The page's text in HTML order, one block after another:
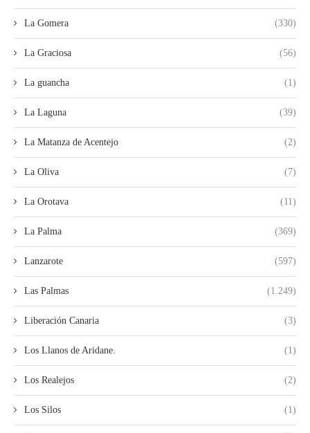
La Gomera (330)
La Graciosa (56)
La guancha (1)
La Laguna (39)
La Matanza de Acentejo (2)
La Oliva (7)
La Orotava (11)
La Palma (369)
Lanzarote (597)
Las Palmas (1.249)
Liberación Canaria (3)
Los Llanos de Aridane. (1)
Los Realejos (2)
Los Silos (1)